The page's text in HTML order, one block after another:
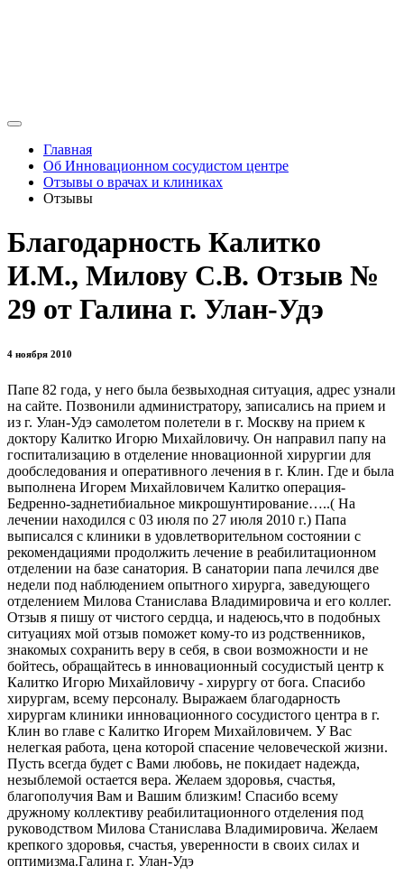
Главная
Об Инновационном сосудистом центре
Отзывы о врачах и клиниках
Отзывы
Благодарность Калитко
И.М., Милову С.В. Отзыв №
29 от Галина г. Улан-Удэ
4 ноября 2010
Папе 82 года, у него была безвыходная ситуация, адрес узнали
на сайте. Позвонили администратору, записались на прием и
из г. Улан-Удэ самолетом полетели в г. Москву на прием к
доктору Калитко Игорю Михайловичу. Он направил папу на
госпитализацию в отделение нновационной хирургии для
дообследования и оперативного лечения в г. Клин. Где и была
выполнена Игорем Михайловичем Калитко операция-
Бедренно-заднетибиальное микрошунтирование…..( На
лечении находился с 03 июля по 27 июля 2010 г.) Папа
выписался с клиники в удовлетворительном состоянии с
рекомендациями продолжить лечение в реабилитационном
отделении на базе санатория. В санатории папа лечился две
недели под наблюдением опытного хирурга, заведующего
отделением Милова Станислава Владимировича и его коллег.
Отзыв я пишу от чистого сердца, и надеюсь,что в подобных
ситуациях мой отзыв поможет кому-то из родственников,
знакомых сохранить веру в себя, в свои возможности и не
бойтесь, обращайтесь в инновационный сосудистый центр к
Калитко Игорю Михайловичу - хирургу от бога. Спасибо
хирургам, всему персоналу. Выражаем благодарность
хирургам клиники инновационного сосудистого центра в г.
Клин во главе с Калитко Игорем Михайловичем. У Вас
нелегкая работа, цена которой спасение человеческой жизни.
Пусть всегда будет с Вами любовь, не покидает надежда,
незыблемой остается вера. Желаем здоровья, счастья,
благополучия Вам и Вашим близким! Спасибо всему
дружному коллективу реабилитационного отделения под
руководством Милова Станислава Владимировича. Желаем
крепкого здоровья, счастья, уверенности в своих силах и
оптимизма.Галина г. Улан-Удэ